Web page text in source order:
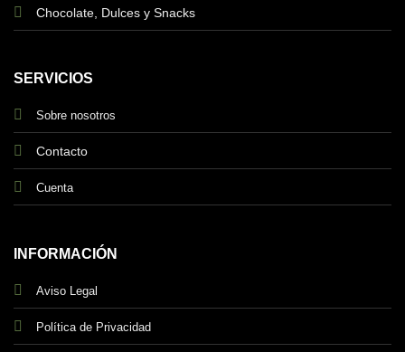
Chocolate, Dulces y Snacks
SERVICIOS
Sobre nosotros
Contacto
Cuenta
INFORMACIÓN
Aviso Legal
Política de Privacidad